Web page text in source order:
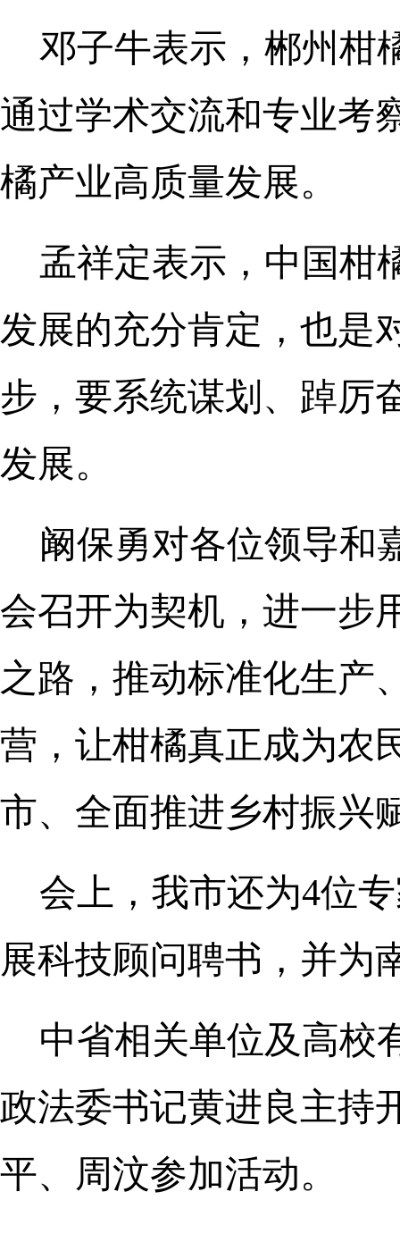
邓子牛表示，郴州柑
通过学术交流和专业考
橘产业高质量发展。
孟祥定表示，中国柑
发展的充分肯定，也是
步，要系统谋划、踔厉
发展。
阚保勇对各位领导和
会召开为契机，进一步
之路，推动标准化生产
营，让柑橘真正成为农
市、全面推进乡村振兴
会上，我市还为4位
展科技顾问聘书，并为
中省相关单位及高校
政法委书记黄进良主持
平、周汶参加活动。